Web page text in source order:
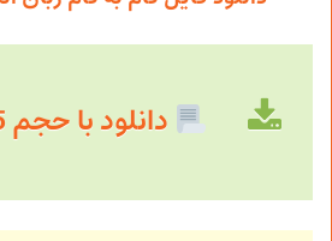
دانلود با حجم 5مگابایت